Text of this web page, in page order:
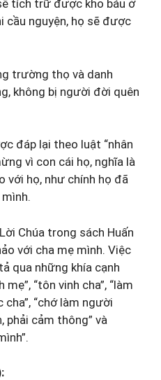
tích trữ được kho báu ở
cầu nguyện, họ sẽ được
trường thọ và danh
không bị người đời quên
đáp lại theo luật “nhân
vì con cái họ, nghĩa là
với họ, như chính họ đã
Chúa trong sách Huấn
với cha mẹ mình. Việc
qua những khía cạnh
mẹ”, “tôn vinh cha”, “làm
cha”, “chớ làm người
phải cảm thông” và